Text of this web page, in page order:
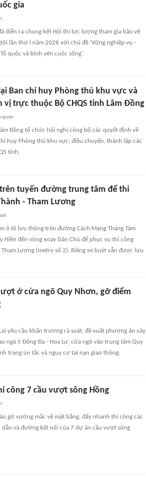
gia
diễn ra chung kết Hội thi lực lượng tham gia bảo vệ
lần thứ I năm 2026 với chủ đề 'Vững nghiệp vụ -
quốc và bình yên cuộc sống'.
Ban chỉ huy Phòng thủ khu vực và
vị trực thuộc Bộ CHQS tỉnh Lâm Đồng
quan
Đồng tổ chức hội nghị công bố các quyết định về
huy Phòng thủ khu vực; điều chuyển, thành lập các
tỉnh.
tuyến đường trung tâm để thi
- Tham Lương
ô tô lưu thông trên đường Cách Mạng Tháng Tám
Hiền đến vòng xoay Dân Chủ để phục vụ thi công
Lương (metro số 2). Riêng xe buýt vẫn được lưu
ở cửa ngõ Quy Nhơn, gỡ điểm
yêu cầu khẩn trương rà soát, đề xuất phương án xây
ngã 5 Đống Đa - Hoa Lư, cửa ngõ vào trung tâm Quy
trạng ùn tắc và nguy cơ tai nạn giao thông.
công 7 cầu vượt sông Hồng
gỡ vướng mắc về mặt bằng, đẩy nhanh thi công các
dẫn và đường kết nối của 7 dự án cầu vượt sông